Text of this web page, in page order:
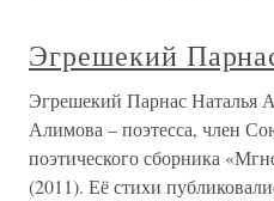
Эгрешекий
Эгрешекий Парнас Наталья
Алимова – поэтесса, член
поэтического сборника
(2011). Её стихи